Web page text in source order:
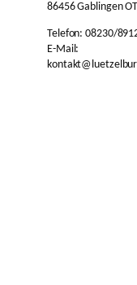
86456 Gablingen
Telefon: 08230/
E-Mail: